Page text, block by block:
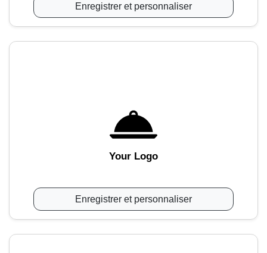
Enregistrer et personnaliser
Your Logo
Enregistrer et personnaliser